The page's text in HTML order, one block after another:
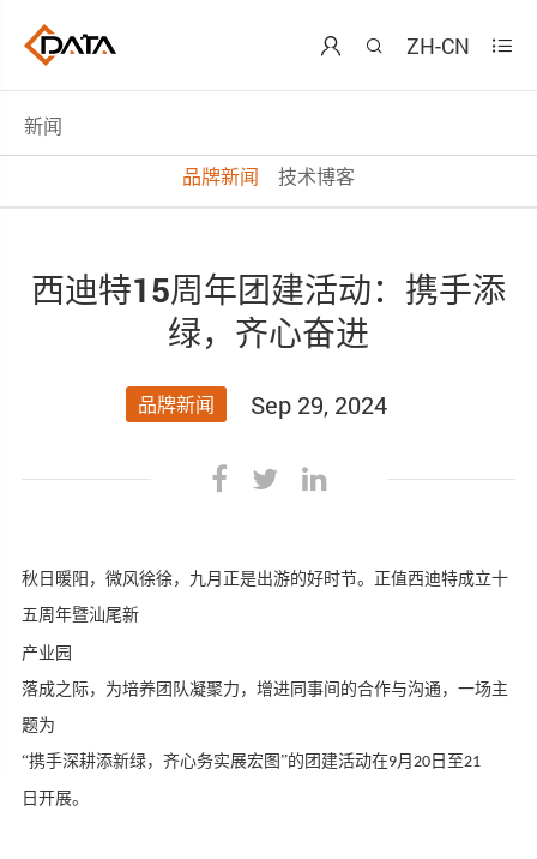
  ZH-CN 
新闻
品牌新闻
技术博客
西迪特15周年团建活动：携手添
绿，齐心奋进
品牌新闻 Sep 29, 2024
秋日暖阳，微风徐徐，九月正是出游的好时节。正值西迪特成立十
五周年暨汕尾新
产业园
落成之际，为培养团队凝聚力，增进同事间的合作与沟通，一场主
题为
“携手深耕添新绿，齐心务实展宏图”的团建活动在9月 20日至21
日开展。